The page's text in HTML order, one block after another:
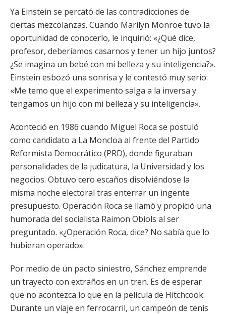
Ya Einstein se percató de las contradicciones de
ciertas mezcolanzas. Cuando Marilyn Monroe tuvo la
oportunidad de conocerlo, le inquirió: «¿Qué dice,
profesor, deberíamos casarnos y tener un hijo juntos?
¿Se imagina un bebé con mi belleza y su inteligencia?».
Einstein esbozó una sonrisa y le contestó muy serio:
«Me temo que el experimento salga a la inversa y
tengamos un hijo con mi belleza y su inteligencia».
Aconteció en 1986 cuando Miguel Roca se postuló
como candidato a La Moncloa al frente del Partido
Reformista Democrático (PRD), donde figuraban
personalidades de la judicatura, la Universidad y los
negocios. Obtuvo cero escaños disolviéndose la
misma noche electoral tras enterrar un ingente
presupuesto. Operación Roca se llamó y propició una
humorada del socialista Raimon Obiols al ser
preguntado. «¿Operación Roca, dice? No sabía que lo
hubieran operado».
Por medio de un pacto siniestro, Sánchez emprende
un trayecto con extraños en un tren. Es de esperar
que no acontezca lo que en la película de Hitchcook.
Durante un viaje en ferrocarril, un campeón de tenis